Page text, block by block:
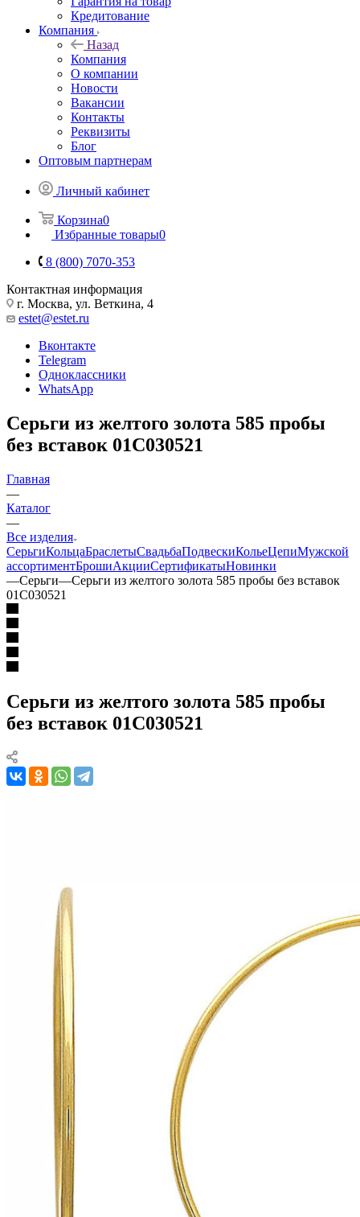
Кредитование
Компания
Назад
Компания
О компании
Новости
Вакансии
Контакты
Реквизиты
Блог
Оптовым партнерам
Личный кабинет
Корзина0
Избранные товары0
8 (800) 7070-353
Контактная информация
г. Москва, ул. Веткина, 4
estet@estet.ru
Вконтакте
Telegram
Одноклассники
WhatsApp
Серьги из желтого золота 585 пробы
без вставок 01С030521
Главная
—
Каталог
—
Все изделия
СерьгиКольцаБраслетыСвадьбаПодвескиКольеЦепиМужской
ассортиментБрошиАкцииСертификатыНовинки
—Серьги—Серьги из желтого золота 585 пробы без вставок
01С030521
Серьги из желтого золота 585 пробы
без вставок 01С030521